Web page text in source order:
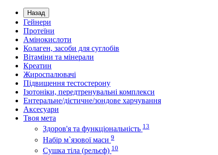
Назад
Гейнери
Протеїни
Амінокислоти
Колаген, засоби для суглобів
Вітаміни та мінерали
Креатин
Жироспалювачі
Підвищення тестостерону
Ізотоніки, передтренувальні комплекси
Ентеральне/дієтичне/зондове харчування
Аксесуари
Твоя мета
Здоров'я та функціональність 13
Набір м`язової маси 9
Сушка тіла (рельєф) 10